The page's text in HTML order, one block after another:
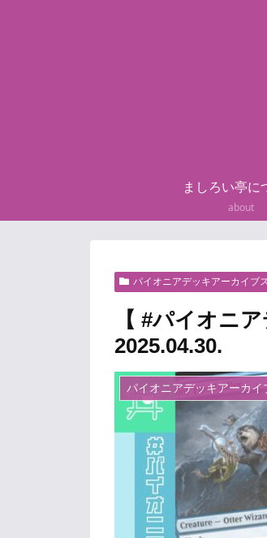
ましろい亭に
about
パイオニアデッキアーカイブス
【 #パイオニ
2025.04.30.
パイオニアデッキアーカイ